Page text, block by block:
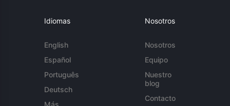
Idiomas
English
Español
Português
Deutsch
Más...
Nosotros
Nosotros
Equipo
Nuestro
blog
Contacto